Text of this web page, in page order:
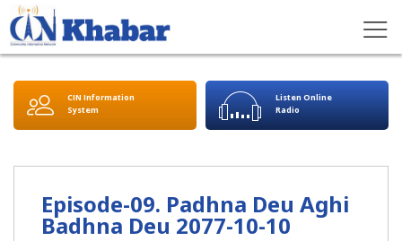
CIN Information
System
Listen Online
Radio
Episode-09. Padhna Deu Aghi
Badhna Deu 2077-10-10